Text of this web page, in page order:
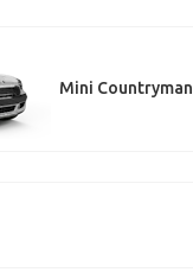
Mini Countryman